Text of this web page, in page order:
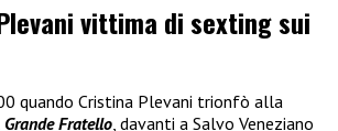
vittima di sexting sui
quando Cristina Plevani trionfò alla
Grande Fratello , davanti a Salvo Veneziano